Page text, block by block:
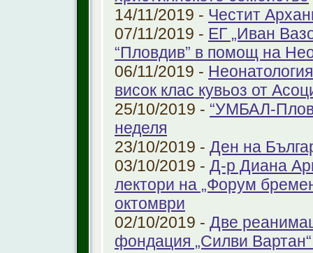
14/11/2019 - Честит
07/11/2019 - ЕГ „Иван
“Пловдив” в помощ на
06/11/2019 -
висок клас кувьоз от
25/10/2019 - “УМБАЛ-
неделя
23/10/2019 - Ден на
03/10/2019 - Д-р Диана
лектори на „Форум
октомври
02/10/2019 - Две
фондация „Силви